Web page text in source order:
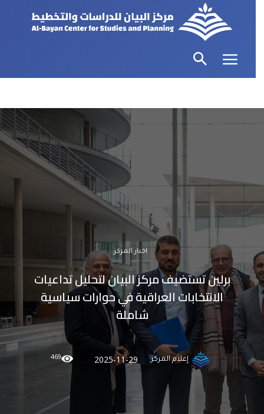
اخبار المركز
برلين تستضيف مركز البيان لتحليل تداعيات
الانتخابات العراقية في حوارات سياسية
شاملة
إعلام المركز 2025-11-29
469